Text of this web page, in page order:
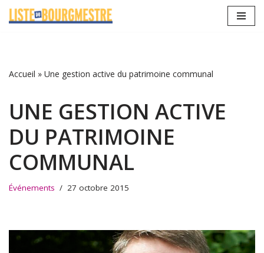
Accueil » Une gestion active du patrimoine communal
UNE GESTION ACTIVE
DU PATRIMOINE
COMMUNAL
Événements 27 octobre 2015